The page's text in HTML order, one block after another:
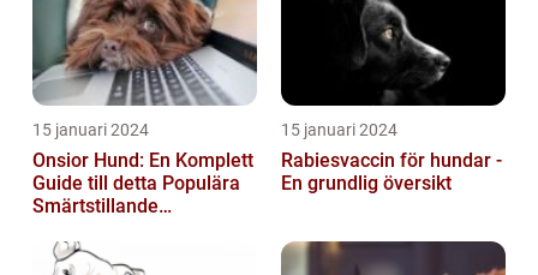
15 januari 2024
Onsior Hund: En Komplett
Guide till detta Populära
Smärtstillande
15 januari 2024
Rabiesvaccin för hundar -
En grundlig översikt